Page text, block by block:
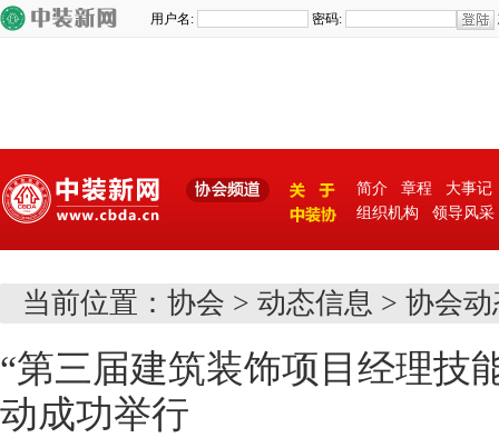
中装协
简介 章程
大事记
组织机构
领导风采
当前位置： 协会 > 动态信息 > 协会动
“第三届建筑装饰项目经理技
动成功举行